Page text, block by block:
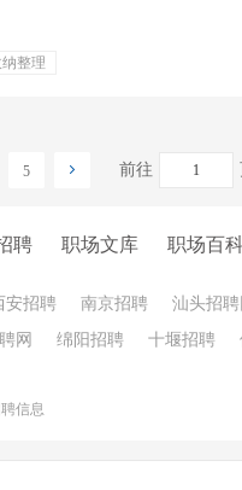
整理
5 前往
聘 职场文库 职场百
安招聘 南京招聘 汕头招聘
网 绵阳招聘 十堰招聘
信息